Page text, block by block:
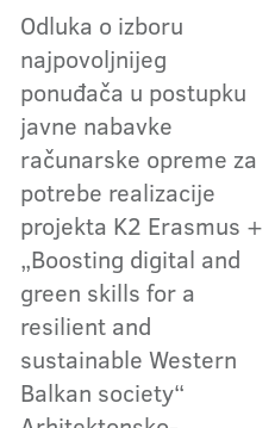
Odluka o izboru
najpovoljnijeg
ponuđača u postupku
javne nabavke
računarske opreme za
potrebe realizacije
projekta K2 Erasmus +
„Boosting digital and
green skills for a
resilient and
sustainable Western
Balkan society“